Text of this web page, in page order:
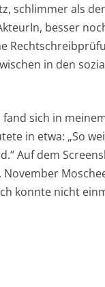
schlimmer als
besser
in den
sich in
in etwa: „So
Auf dem
konnte nicht